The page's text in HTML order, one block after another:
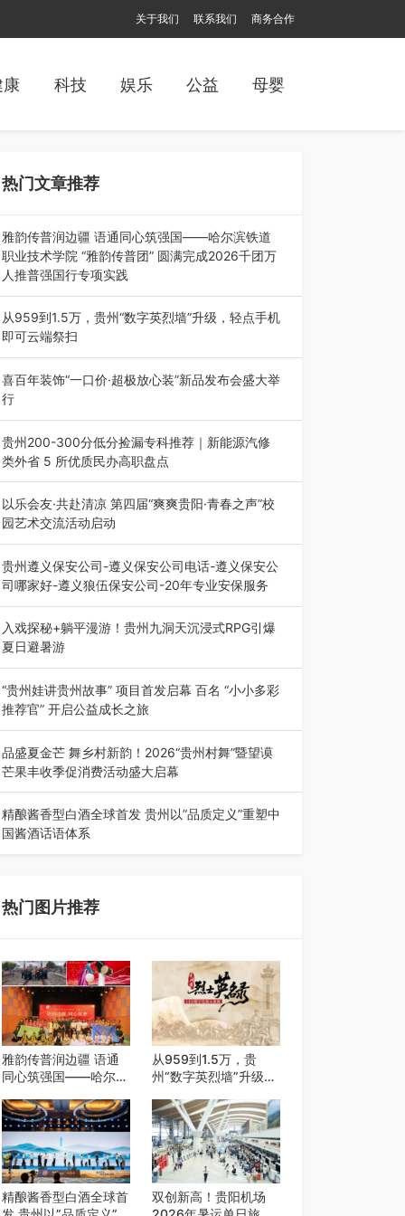
关于我们 联系我们 商务合作
科技 娱乐 公益 母婴
热门文章推荐
雅韵传普润边疆 语通同心筑强国——哈尔滨铁道
职业技术学院 “雅韵传普团” 圆满完成2026千团万
人推普强国行专项实践
为扎实推进2026“千团万人推普强国行”大学生暑
期社会实践，牢牢紧扣 “雅韵传普…
从959到1.5万，贵州“数字英烈墙”升级，轻点手机
即可云端祭扫
八一建军节到来之际，由贵州省退役军人事务厅指
导，贵阳市退役军人事务局联合贵州广电…
喜百年装饰“一口价·超极放心装”新品发布会盛大举
行
2026年7月31日，喜百年装饰“一口价·超极放心
装”新品发布会在贵阳隆重举行。…
贵州200-300分低分捡漏专科推荐｜新能源汽修
类外省 5 所优质民办高职盘点
在贵州省高考志愿填报体系中，200至300分数段
考生可选择的省内工科、新能源汽车…
以乐会友·共赴清凉 第四届“爽爽贵阳·青春之声”校
园艺术交流活动启动
七月的贵阳，清风送爽，第四届“爽爽贵阳·青春之
声”校园管弦乐（合唱）艺术交流活动…
贵州遵义保安公司-遵义保安公司电话-遵义保安公
司哪家好-遵义狼伍保安公司-20年专业安保服务
在遵义，不管是企业园区运营、小区物业管理、建
筑工地施工、商业商场经营，还是举办各…
入戏探秘+躺平漫游！贵州九洞天沉浸式RPG引爆
夏日避暑游
入伏后的贵州，清凉依旧。而在毕节深处的九洞天
景区，贵州首个水上喀斯特沉浸式RPG…
“贵州娃讲贵州故事” 项目首发启幕 百名 “小小多彩
推荐官” 开启公益成长之旅
近日，由贵州教育出版社、阅美黔途阅见中国全国
阅读行动网络贵州站，遵义融媒体传媒集…
品盛夏金芒 舞乡村新韵！2026“贵州村舞”暨望谟
芒果丰收季促消费活动盛大启幕
盛夏瑶乡，金芒盈野，歌舞飞扬。7月22日，
2026“贵州村舞”暨望谟芒果丰收季促…
精酿酱香型白酒全球首发 贵州以”品质定义”重塑中
国酱酒话语体系
热门图片推荐
雅韵传普润边疆 语通
同心筑强国——哈尔滨
韵传普团” 圆满完成
2026千团万人推普强
国行专项实践
从959到1.5万，贵
州“数字英烈墙”升级，
精酿酱香型白酒全球首
双创新高！贵阳机场